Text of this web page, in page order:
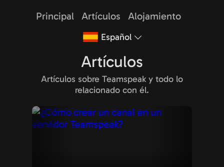
Principal Artículos Alojamiento
Español
Artículos
Artículos sobre Teamspeak y todo lo
relacionado con él.